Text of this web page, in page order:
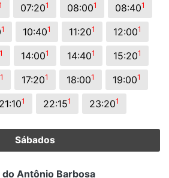
07:201 08:001 08:401
1 10:401 11:201 12:001
1 14:001 14:401 15:201
1 17:201 18:001 19:001
21:101 22:151 23:201
Sábados
do Antônio Barbosa